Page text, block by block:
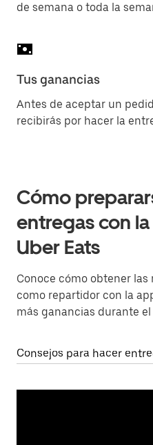
de semana o toda la
Tus ganancias
Antes de aceptar un
recibirás por hacer la
Cómo
entregas con
Uber Eats
Conoce cómo obtener
como repartidor con la
más ganancias durante el
Consejos para hacer